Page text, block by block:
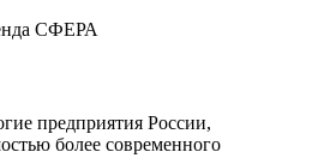
предприятия России,
более современного